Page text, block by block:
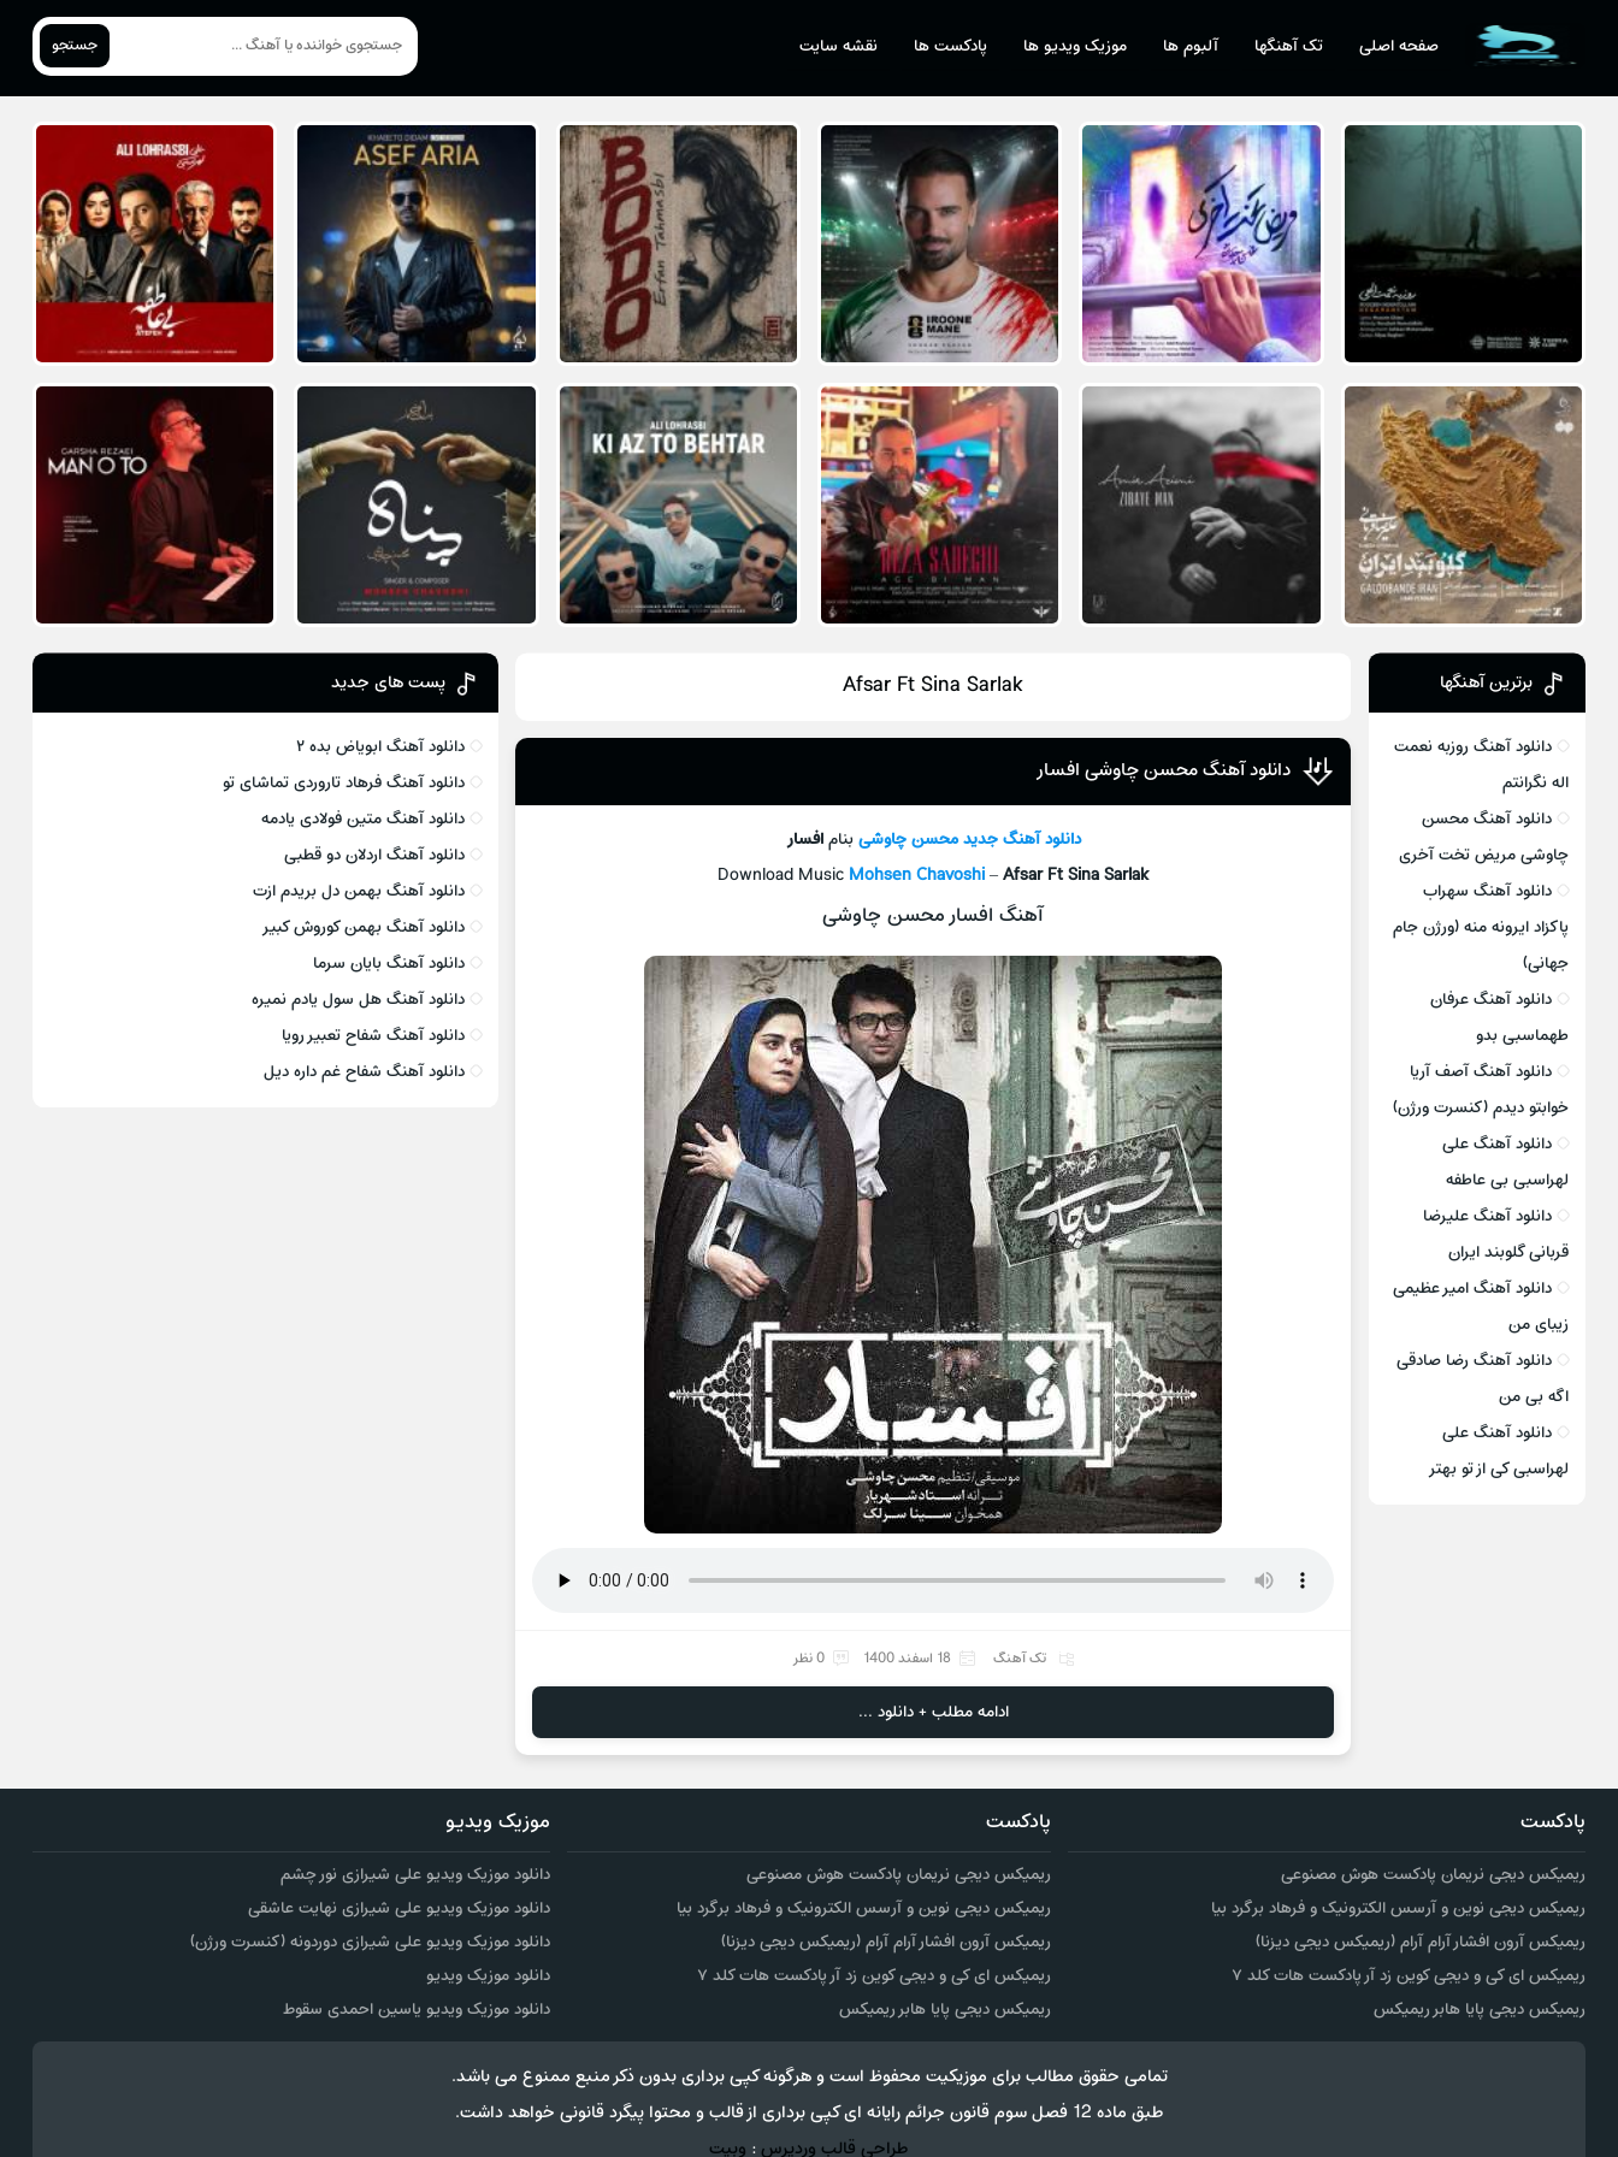
صفحه اصلی تک آهنگها آلبوم ها موزیک ویدیو ها پادکست ها نقشه سایت جستجو
Afsar Ft Sina Sarlak
دانلود آهنگ محسن چاوشی افسار
دانلود آهنگ جدیدمحسن چاوشیبنامافسار
Download Music Mohsen Chavoshi–Afsar Ft Sina Sarlak
آهنگ افسار محسن چاوشی
تک آهنگ 18 اسفند 1400 0 نظر
ادامه مطلب + دانلود ...
برترین آهنگها
دانلود آهنگ روزبه نعمت
اله نگرانتم
دانلود آهنگ محسن
چاوشی مریض تخت آخری
دانلود آهنگ سهراب
پاکزاد ایرونه منه (ورژن جام
جهانی)
دانلود آهنگ عرفان
طهماسبی بدو
دانلود آهنگ آصف آریا
خوابتو دیدم (کنسرت ورژن)
دانلود آهنگ علی
لهراسبی بی عاطفه
دانلود آهنگ علیرضا
قربانی گلوبند ایران
دانلود آهنگ امیر عظیمی
زیبای من
دانلود آهنگ رضا صادقی
اگه بی من
دانلود آهنگ علی
لهراسبی کی از تو ‌بهتر
پست های جدید
دانلود آهنگ ابویاض بده ۲
دانلود آهنگ فرهاد تاروردی تماشای تو
دانلود آهنگ متین فولادی یادمه
دانلود آهنگ اردلان دو قطبی
دانلود آهنگ بهمن دل بریدم ازت
دانلود آهنگ بهمن کوروش کبیر
دانلود آهنگ بایان سرما
دانلود آهنگ هل سول یادم نمیره
دانلود آهنگ شفاح تعبیر رویا
دانلود آهنگ شفاح غم داره دیل
پادکست
ریمیکس دیجی نریمان پادکست هوش مصنوعی
ریمیکس دیجی نوین و آرسس الکترونیک و فرهاد برگرد بیا
ریمیکس آرون افشار آرام آرام (ریمیکس دیجی دیزنا)
ریمیکس ای کی و دیجی کوین زد آر پادکست هات کلد ۷
ریمیکس دیجی پایا هابر ریمیکس
پادکست
ریمیکس دیجی نریمان پادکست هوش مصنوعی
ریمیکس دیجی نوین و آرسس الکترونیک و فرهاد برگرد بیا
ریمیکس آرون افشار آرام آرام (ریمیکس دیجی دیزنا)
ریمیکس ای کی و دیجی کوین زد آر پادکست هات کلد ۷
ریمیکس دیجی پایا هابر ریمیکس
موزیک ویدیو
دانلود موزیک ویدیو علی شیرازی نور چشم
دانلود موزیک ویدیو علی شیرازی نهایت عاشقی
دانلود موزیک ویدیو علی شیرازی دوردونه (کنسرت ورژن)
دانلود موزیک ویدیو
دانلود موزیک ویدیو یاسین احمدی سقوط
تمامی حقوق مطالب برای موزیکیت محفوظ است و هرگونه کپی برداری بدون ذکر منبع ممنوع می باشد.
طبق ماده 12 فصل سوم قانون جرائم رایانه ای کپی برداری از قالب و محتوا پیگرد قانونی خواهد داشت.
طراحی قالب وردپرس: وبیت